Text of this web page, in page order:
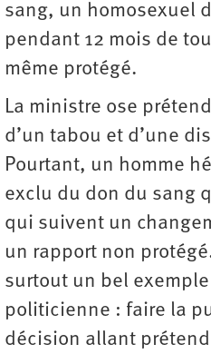
sang, un homosexuel
pendant 12 mois de
même protégé.
La ministre ose
d’un tabou et d’une
Pourtant, un homme
exclu du don du sang
qui suivent un
un rapport non
surtout un bel
politicienne : faire la
décision allant